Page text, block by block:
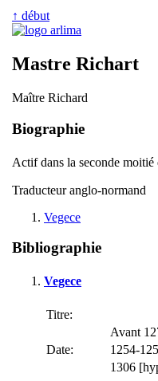
↑ début
Mastre Richart
Maître Richard
Biographie
Actif dans la seconde
Traducteur anglo-normand
Vegece
Bibliographie
Vegece
Titre:
Date:
Avant
1254-
1306